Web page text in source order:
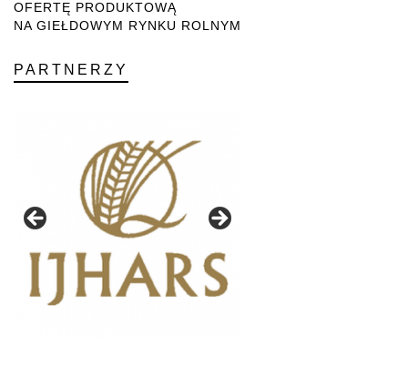
OFERTĘ PRODUKTOWĄ
NA GIEŁDOWYM RYNKU ROLNYM
PARTNERZY